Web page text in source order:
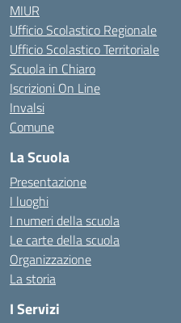
MIUR
Ufficio Scolastico Regionale
Ufficio Scolastico Territoriale
Scuola in Chiaro
Iscrizioni On Line
Invalsi
Comune
La Scuola
Presentazione
I luoghi
I numeri della scuola
Le carte della scuola
Organizzazione
La storia
I Servizi